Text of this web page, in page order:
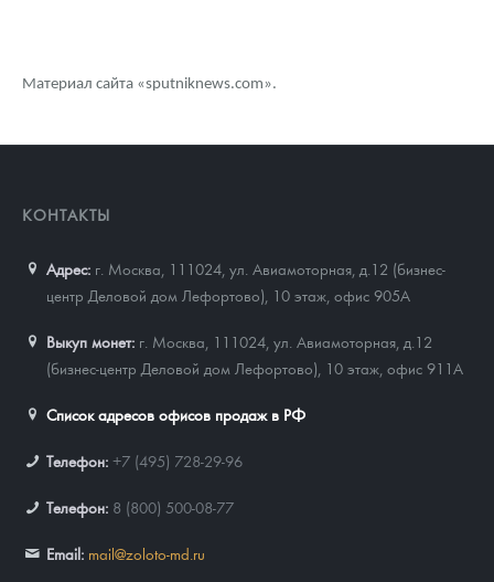
Материал сайта «sputniknews.com».
КОНТАКТЫ
Адрес: г. Москва, 111024 ул. Авиамоторная, д.12 (бизнес-
центр Деловой дом Лефортово), 10 этаж, офис 905А
Выкуп монет: г. Москва, 111024, ул. Авиамоторная, д.12
(бизнес-центр Деловой дом Лефортово), 10 этаж, офис 911А
Список адресов офисов продаж в РФ
Телефон: +7 (495) 728-29-96
Телефон: 8 (800) 500-08-77
Email: mail@zoloto-md.ru